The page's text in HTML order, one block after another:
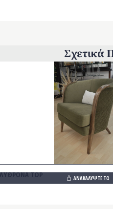
Σχετικά
TOP ΑΝΑΚΑΛΥΨΤΕ ΤΟ